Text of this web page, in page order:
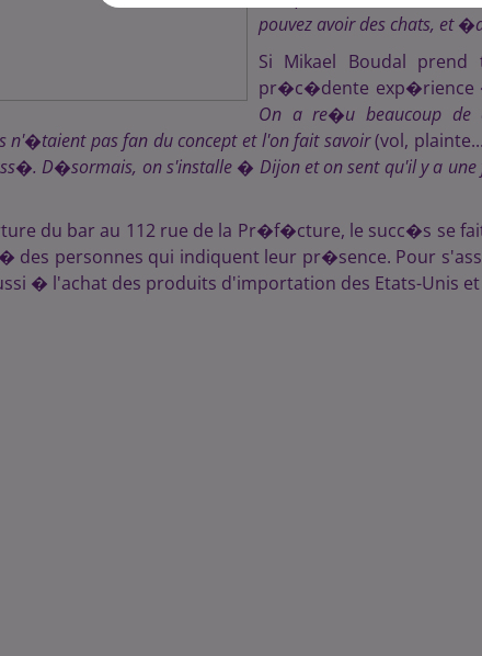
pouvez avoir des chats, et
Si Mikael Boudal
pr�c�dente exp�rience
On a re�u beaucoup
n'�taient pas fan du concept et l'on fait savoir(vol,
D�sormais, on s'installe � Dijon et on sent qu'il y a une
du bar au 112 rue de la Pr�f�cture, le succ�s se
des personnes qui indiquent leur pr�sence. Pour
� l'achat des produits d'importation des Etats-Unis et